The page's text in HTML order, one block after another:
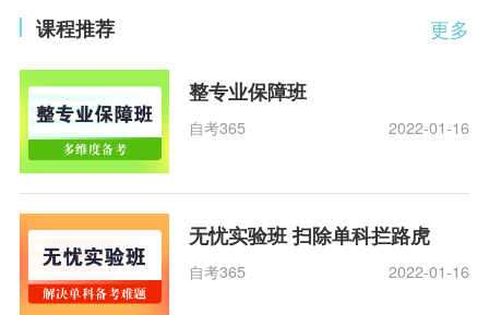
更多
课程推荐
整专业保障班
自考365 2022-01-16
无忧实验班 扫除单科拦路虎
自考365 2022-01-16